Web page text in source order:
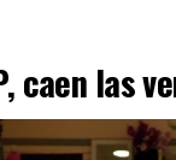
caen las